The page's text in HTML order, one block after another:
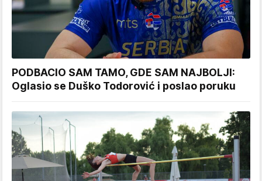
PODBACIO SAM TAMO, GDE SAM NAJBOLJI:
Oglasio se Duško Todorović i poslao poruku